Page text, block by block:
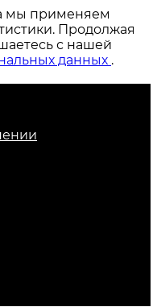
мы применяем
Продолжая
с нашей
данных .